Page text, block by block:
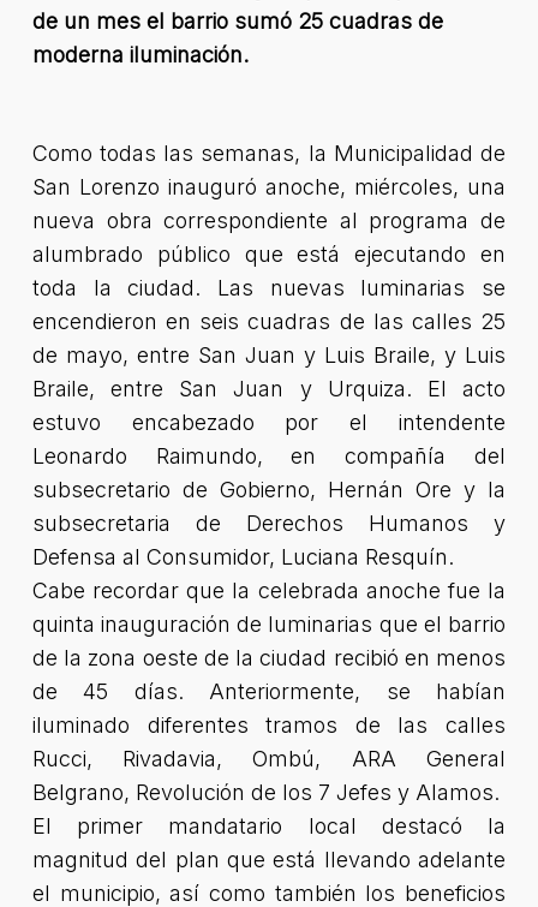
de un mes el barrio sumó 25 cuadras de
moderna iluminación.
Como todas las semanas, la Municipalidad de
San Lorenzo inauguró anoche, miércoles, una
nueva obra correspondiente al programa de
alumbrado público que está ejecutando en
toda la ciudad. Las nuevas luminarias se
encendieron en seis cuadras de las calles 25
de mayo, entre San Juan y Luis Braile, y Luis
Braile, entre San Juan y Urquiza. El acto
estuvo encabezado por el intendente
Leonardo Raimundo, en compañía del
subsecretario de Gobierno, Hernán Ore y la
subsecretaria de Derechos Humanos y
Defensa al Consumidor, Luciana Resquín.
Cabe recordar que la celebrada anoche fue la
quinta inauguración de luminarias que el barrio
de la zona oeste de la ciudad recibió en menos
de 45 días. Anteriormente, se habían
iluminado diferentes tramos de las calles
Rucci, Rivadavia, Ombú, ARA General
Belgrano, Revolución de los 7 Jefes y Alamos.
El primer mandatario local destacó la
magnitud del plan que está llevando adelante
el municipio, así como también los beneficios